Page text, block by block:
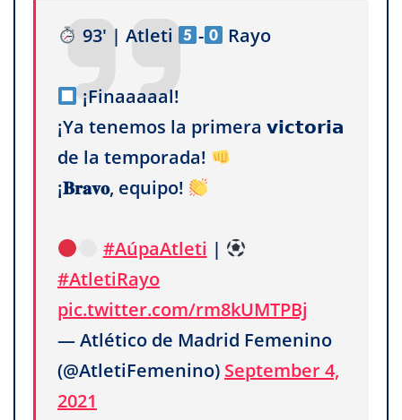
93' | Atleti - Rayo
¡Finaaaaal!
¡Ya tenemos la primera 𝘃𝗶𝗰𝘁𝗼𝗿𝗶𝗮
de la temporada!
¡𝐁𝐫𝐚𝐯𝐨, equipo!
#AúpaAtleti |
#AtletiRayo
pic.twitter.com/rm8kUMTPBj
— Atlético de Madrid Femenino
(@AtletiFemenino) September 4,
2021